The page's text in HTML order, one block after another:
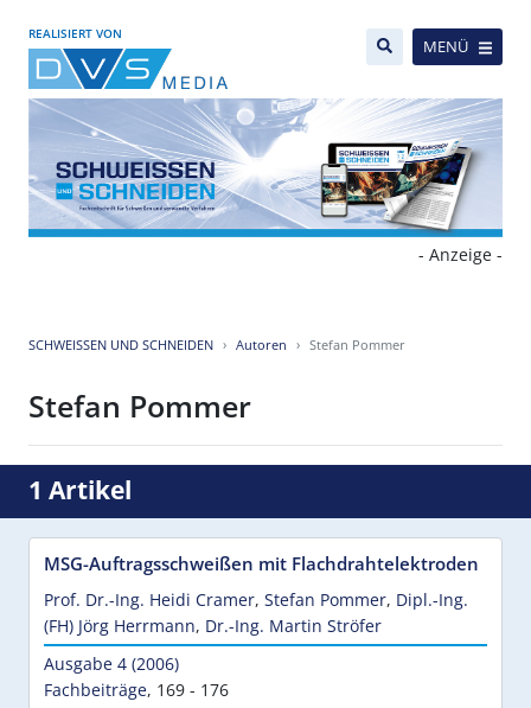
REALISIERT VON
MENÜ
- Anzeige -
SCHWEISSEN UND SCHNEIDEN Autoren Stefan Pommer
Stefan Pommer
1 Artikel
MSG-Auftragsschweißen mit Flachdrahtelektroden
Prof. Dr.-Ing. Heidi Cramer, Stefan Pommer, Dipl.-Ing.
(FH) Jörg Herrmann, Dr.-Ing. Martin Ströfer
Ausgabe 4 (2006)
Fachbeiträge, 169 - 176